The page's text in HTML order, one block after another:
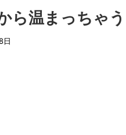
ら温まっちゃ
日